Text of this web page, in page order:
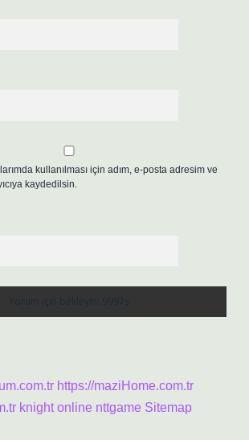
kullanılması için adım, e-posta adresim ve
kaydedilsin.
https://maziHome.com.tr
knight online nttgame Sitemap